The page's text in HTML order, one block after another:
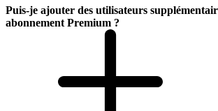
Puis-je ajouter des utilisateurs
abonnement Premium ?